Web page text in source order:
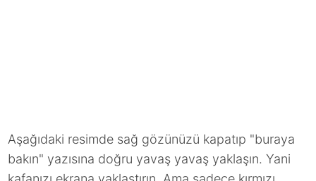
Aşağıdaki resimde sağ gözünüzü kapatıp "buraya
bakın" yazısına doğru yavaş yavaş yaklaşın. Yani